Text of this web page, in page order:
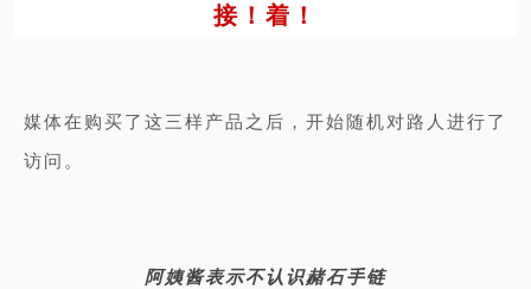
接！着！
媒体在购买了这三样产品之后，开始随机对路人进行了
访问。
阿姨酱表示不认识赭石手链